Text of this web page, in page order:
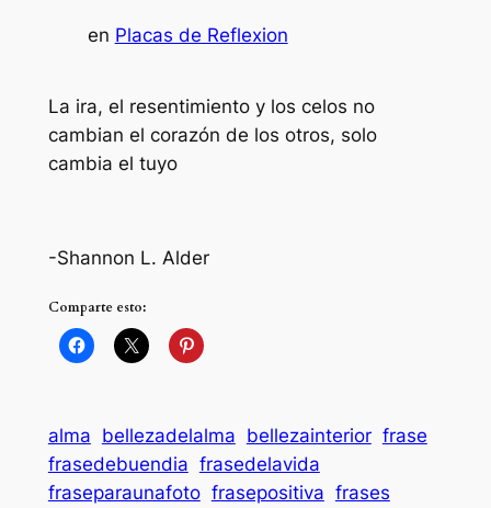
en Placas de Reflexion
La ira, el resentimiento y los celos no
cambian el corazón de los otros, solo
cambia el tuyo
-Shannon L. Alder
Comparte esto:
alma bellezadelalma bellezainterior frase
frasedebuendia frasedelavida
fraseparaunafoto frasepositiva frases